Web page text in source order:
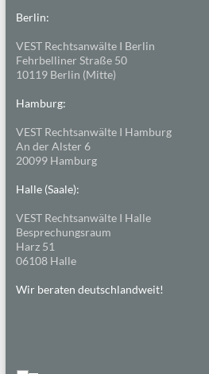
Berlin:
VEST Rechtsanwälte I Berlin
Fehrbelliner Straße 50
10119 Berlin (Mitte)
Hamburg:
VEST Rechtsanwälte I Hamburg
An der Alster 6
20099 Hamburg
Halle (Saale):
VEST Rechtsanwälte I Halle
Besprechungsraum
Harz 51
06108 Halle
Wir beraten deutschlandweit!